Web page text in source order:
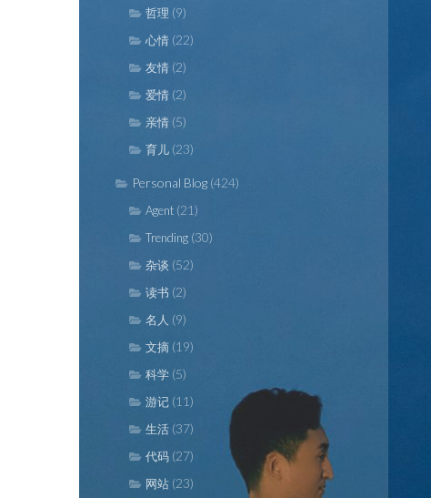
哲理 (9)
心情(22)
友情(2)
爱情(2)
亲情(5)
育儿(23)
Personal Blog(424)
Agent(21)
Trending(30)
杂谈 (52)
读书 (2)
名人 (9)
文摘(19)
科学(5)
游记(11)
生活(37)
代码(27)
网站(23)